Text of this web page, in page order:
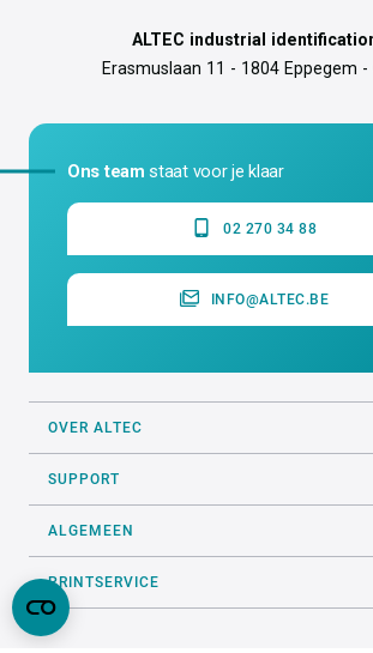
ALTEC industrial
Erasmuslaan 11 - 1804 Eppegem -
Ons team staat voor je klaar
02 270 34 88
INFO@ALTEC.BE
OVER ALTEC
SUPPORT
ALGEMEEN
PRINTSERVICE